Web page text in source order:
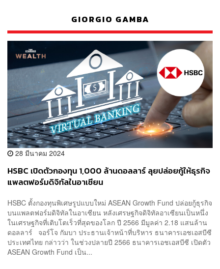
GIORGIO GAMBA
28 มีนาคม 2024
HSBC เปิดตัวกองทุน 1,000 ล้านดอลลาร์ ลุยปล่อยกู้ให้ธุรกิจ
แพลตฟอร์มดิจิทัลในอาเซียน
HSBC ตั้งกองทุนพิเศษรูปแบบใหม่ ASEAN Growth Fund ปล่อยกู้ธุรกิจ
บนแพลตฟอร์มดิจิทัลในอาเซียน หลังเศรษฐกิจดิจิทัลอาเซียนเป็นหนึ่ง
ในเศรษฐกิจที่เติบโตเร็วที่สุดของโลก ปี 2566 มีมูลค่า 2.18 แสนล้าน
ดอลลาร์ จอร์โจ กัมบา ประธานเจ้าหน้าที่บริหาร ธนาคารเอชเอสบีซี
ประเทศไทย กล่าวว่า ในช่วงปลายปี 2566 ธนาคารเอชเอสบีซี เปิดตัว
ASEAN Growth Fund เป็น...